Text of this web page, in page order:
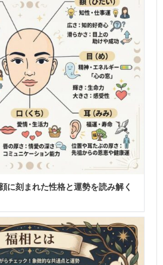
に刻まれた性格と運勢を読み解く